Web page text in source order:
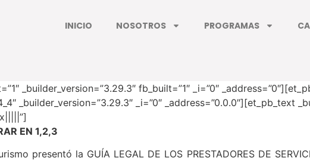
INICIO NOSOTROS PROGRAMAS
_builder_version=”3.29.3″ fb_built=”1″ _i=”0″
_builder_version=”3.29.3″ _i=”0″ _address=”0.0.0″][et_pb_text
EN 1,2,3
presentó la GUÍA LEGAL DE LOS PRESTADORES DE